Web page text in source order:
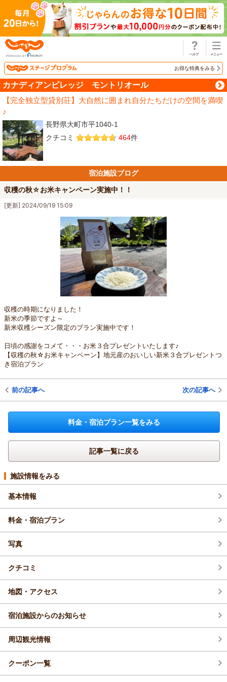
お得な特典をみる
カナディアンビレッジ モントリオール
【完全独立型貸別荘】大自然に囲まれ自分たちだけの空間を満喫
♪
長野県大町市平1040-1
クチコミ
464件
宿泊施設ブログ
収穫の秋☆お米キャンペーン実施中！！
[更新] 2024/09/19 15:09
収穫の時期になりました！
新米の季節ですよ～
新米収穫シーズン限定のプラン実施中です！
日頃の感謝をコメて・・・お米３合プレゼントいたします♪
【収穫の秋☆お米キャンペーン】地元産のおいしい新米３合プレゼントつ
き宿泊プラン
前の記事へ 次の記事へ
料金・宿泊プラン一覧をみる
記事一覧に戻る
施設情報をみる
基本情報
料金・宿泊プラン
写真
クチコミ
地図・アクセス
宿泊施設からのお知らせ
周辺観光情報
クーポン一覧